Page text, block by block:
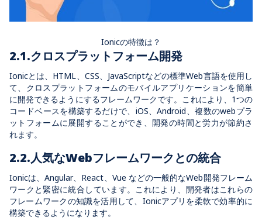
Ionicの特徴は？
2.1.クロスプラットフォーム開発
Ionicとは、HTML、CSS、JavaScriptなどの標準Web言語を使用し
て、クロスプラットフォームのモバイルアプリケーションを簡単
に開発できるようにするフレームワークです。これにより、1つの
コードベースを構築するだけで、iOS、Android、複数のwebプラ
ットフォームに展開することができ、開発の時間と労力が節約さ
れます。
2.2.人気なWebフレームワークとの統合
Ionicは、Angular、React、Vue などの一般的なWeb開発フレーム
ワークと緊密に統合しています。これにより、開発者はこれらの
フレームワークの知識を活用して、Ionicアプリを柔軟で効率的に
構築できるようになります。